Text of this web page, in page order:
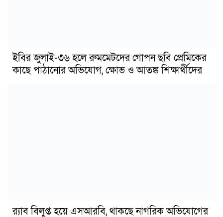
ইবির জুলাই-৩৬ হলে রুমমেটদের গোপন ছবি প্রেমিকের
কাছে পাঠানোর অভিযোগ, ক্ষোভ ও আতঙ্ক শিক্ষার্থীদের
র‍্যাব বিলুপ্ত হয়ে এসআরবি, থাকছে নাগরিক অভিযোগের